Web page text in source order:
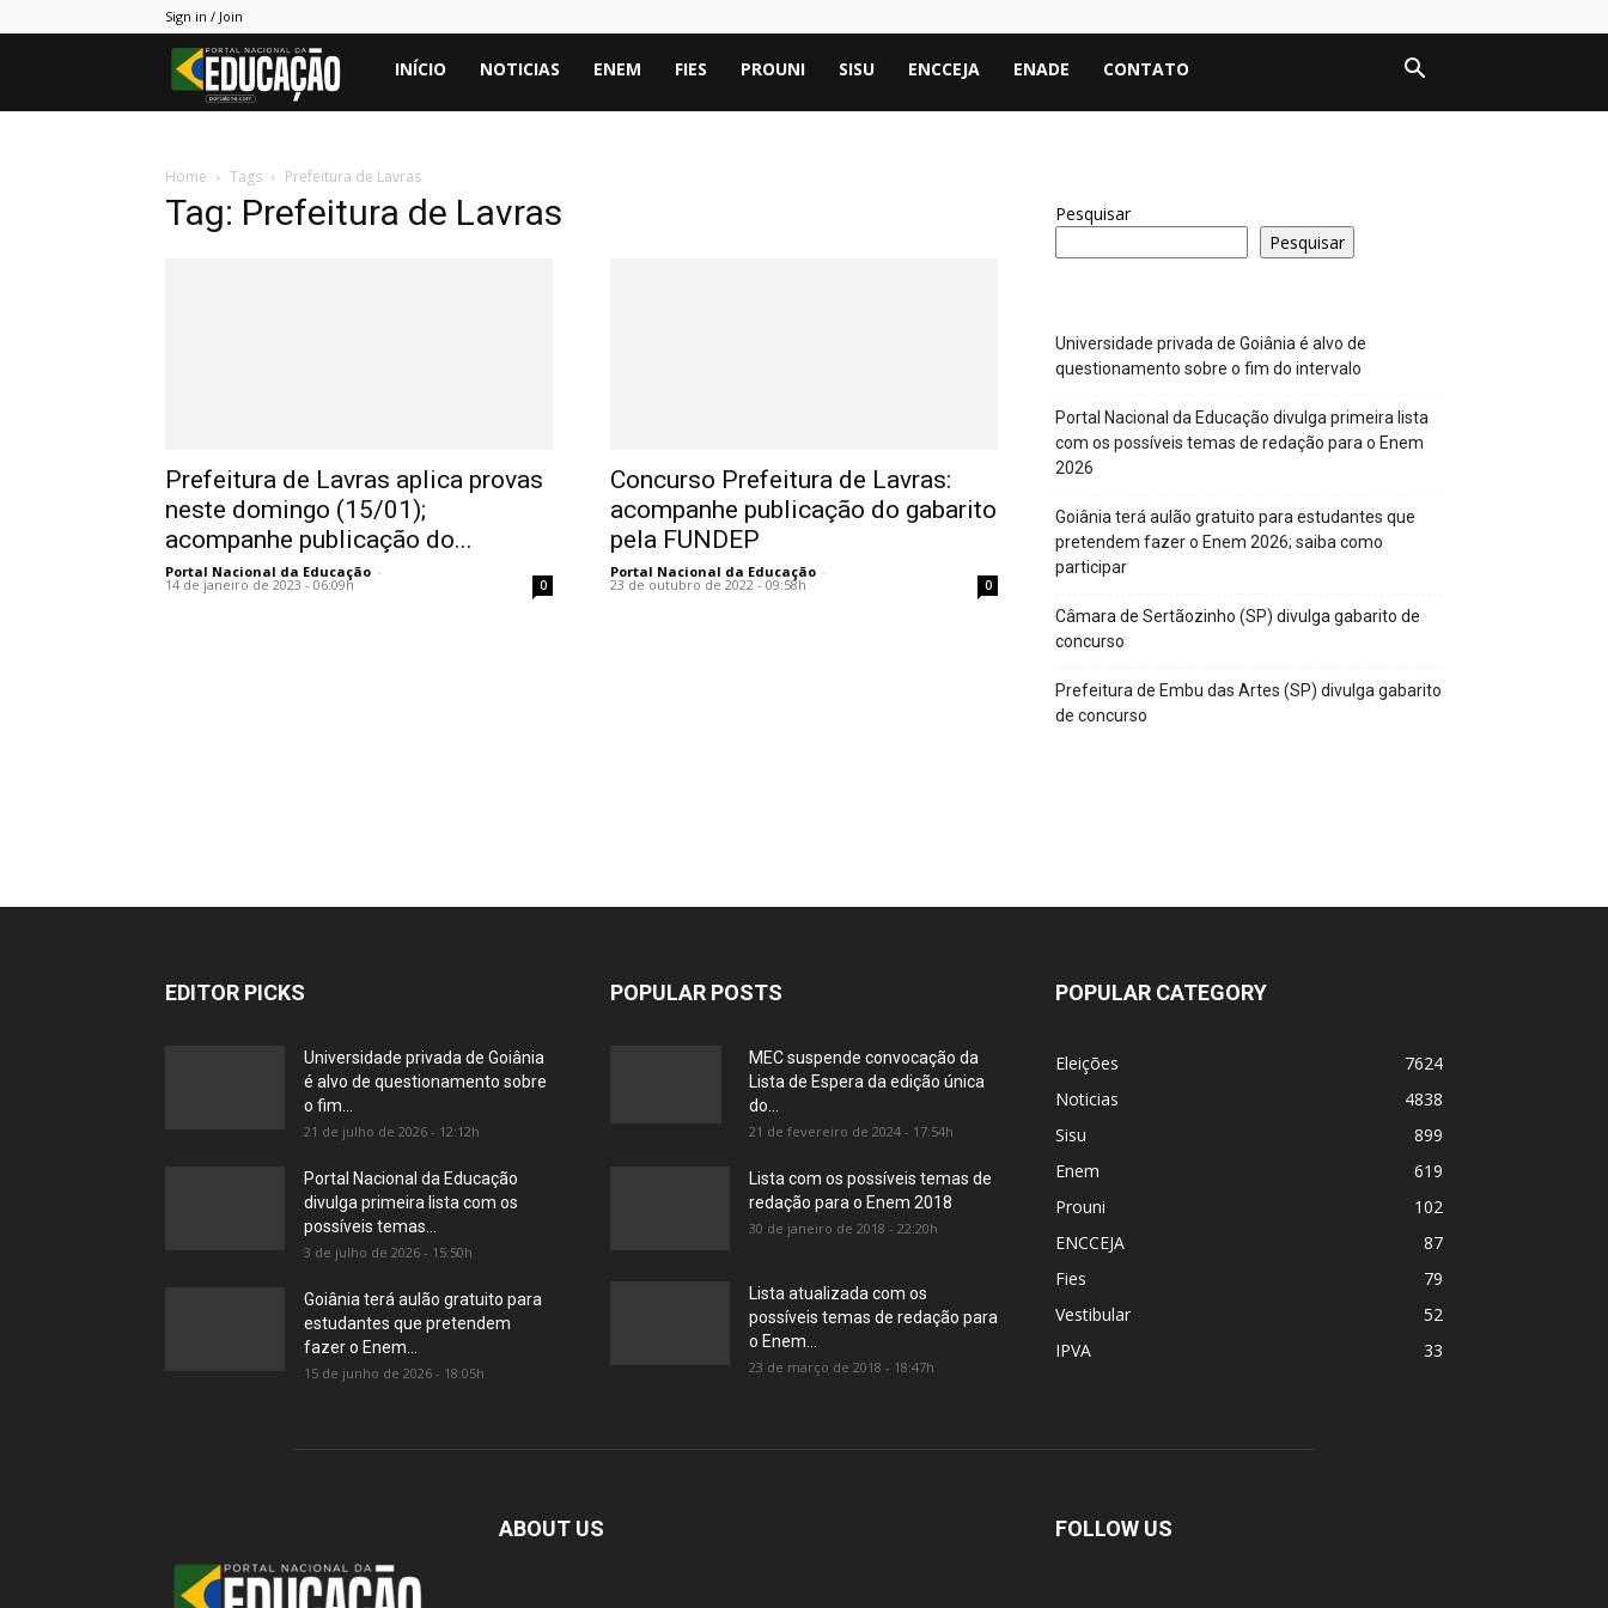
Sign in / Join
Portal
INÍCIO NOTICIAS ENEM FIES PROUNI SISU ENCCEJA ENADE CONTATO
Home Tags Prefeitura de Lavras
Tag: Prefeitura de Lavras
Prefeitura de Lavras aplica provas
neste domingo (15/01);
acompanhe publicação do...
Portal Nacional da Educação -
14 de janeiro de 2023 - 06:09h 0
Concurso Prefeitura de Lavras:
acompanhe publicação do gabarito
pela FUNDEP
Portal Nacional da Educação -
23 de outubro de 2022 - 09:58h 0
Pesquisar
Pesquisar
Universidade privada de Goiânia é alvo de
questionamento sobre o fim do intervalo
Portal Nacional da Educação divulga primeira lista
com os possíveis temas de redação para o Enem
2026
Goiânia terá aulão gratuito para estudantes que
pretendem fazer o Enem 2026; saiba como
participar
Câmara de Sertãozinho (SP) divulga gabarito de
concurso
Prefeitura de Embu das Artes (SP) divulga gabarito
de concurso
EDITOR PICKS
Universidade privada de Goiânia
é alvo de questionamento sobre
o fim...
21 de julho de 2026 - 12:12h
Portal Nacional da Educação
divulga primeira lista com os
possíveis temas...
3 de julho de 2026 - 15:50h
Goiânia terá aulão gratuito para
estudantes que pretendem
fazer o Enem...
15 de junho de 2026 - 18:05h
POPULAR POSTS
MEC suspende convocação da
Lista de Espera da edição única
do...
21 de fevereiro de 2024 - 17:54h
Lista com os possíveis temas de
redação para o Enem 2018
30 de janeiro de 2018 - 22:20h
Lista atualizada com os
possíveis temas de redação para
o Enem...
23 de março de 2018 - 18:47h
POPULAR CATEGORY
Eleições
7624
Noticias
4838
Sisu
899
Enem
619
Prouni
102
ENCCEJA
87
Fies
79
Vestibular
52
IPVA
33
ABOUT US FOLLOW US